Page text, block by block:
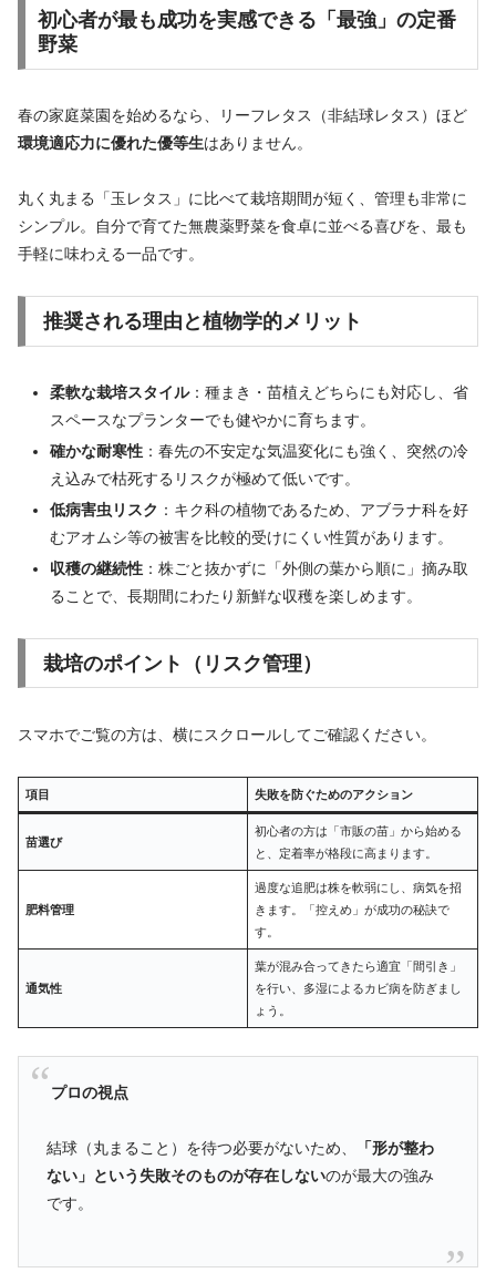
初心者が最も成功を実感できる「最強」の定番
野菜
春の家庭菜園を始めるなら、リーフレタス（非結球レタス）ほど
環境適応力に優れた優等生はありません。
丸く丸まる「玉レタス」に比べて栽培期間が短く、管理も非常に
シンプル。自分で育てた無農薬野菜を食卓に並べる喜びを、最も
手軽に味わえる一品です。
推奨される理由と植物学的メリット
柔軟な栽培スタイル：種まき・苗植えどちらにも対応し、省
スペースなプランターでも健やかに育ちます。
確かな耐寒性：春先の不安定な気温変化にも強く、突然の冷
え込みで枯死するリスクが極めて低いです。
低病害虫リスク ：キク科の植物であるため、アブラナ科を好
むアオムシ等の被害を比較的受けにくい性質があります。
収穫の継続性：株ごと抜かずに「外側の葉から順に」摘み取
ることで、長期間にわたり新鮮な収穫を楽しめます。
栽培のポイント（リスク管理）
スマホでご覧の方は、横にスクロールしてご確認ください。
項目 失敗を防ぐためのアクション
苗選び
初心者の方は「市販の苗」から始める
と、定着率が格段に高まります。
肥料管理
過度な追肥は株を軟弱にし、病気を招
きます。「控えめ」が成功の秘訣で
す。
通気性
葉が混み合ってきたら適宜「間引き」
を行い、多湿によるカビ病を防ぎまし
ょう。
プロの視点
結球（丸まること）を待つ必要がないため、
「形が整わ
ない」という失敗そのものが存在しないのが最大の強み
です。